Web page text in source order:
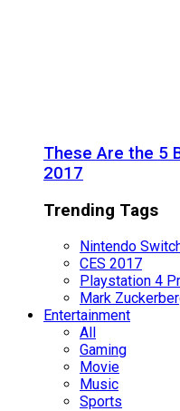
These Are the 5
2017
Trending Tags
Nintendo
CES 2017
Playstation 4
Mark
Entertainment
All
Gaming
Movie
Music
Sports